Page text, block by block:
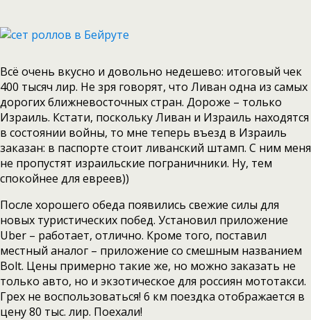
Всё очень вкусно и довольно недешево: итоговый чек
400 тысяч лир. Не зря говорят, что Ливан одна из самых
дорогих ближневосточных стран. Дороже – только
Израиль. Кстати, поскольку Ливан и Израиль находятся
в состоянии войны, то мне теперь въезд в Израиль
заказан: в паспорте стоит ливанский штамп. С ним меня
не пропустят израильские пограничники. Ну, тем
спокойнее для евреев))
После хорошего обеда появились свежие силы для
новых туристических побед. Установил приложение
Uber – работает, отлично. Кроме того, поставил
местный аналог – приложение со смешным названием
Bolt. Цены примерно такие же, но можно заказать не
только авто, но и экзотическое для россиян мототакси.
Грех не воспользоваться! 6 км поездка отображается в
цену 80 тыс. лир. Поехали!